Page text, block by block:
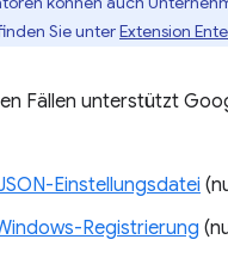
Sie unterExtension
Fällen unterstützt
Einstellungsdatei
Registrierung